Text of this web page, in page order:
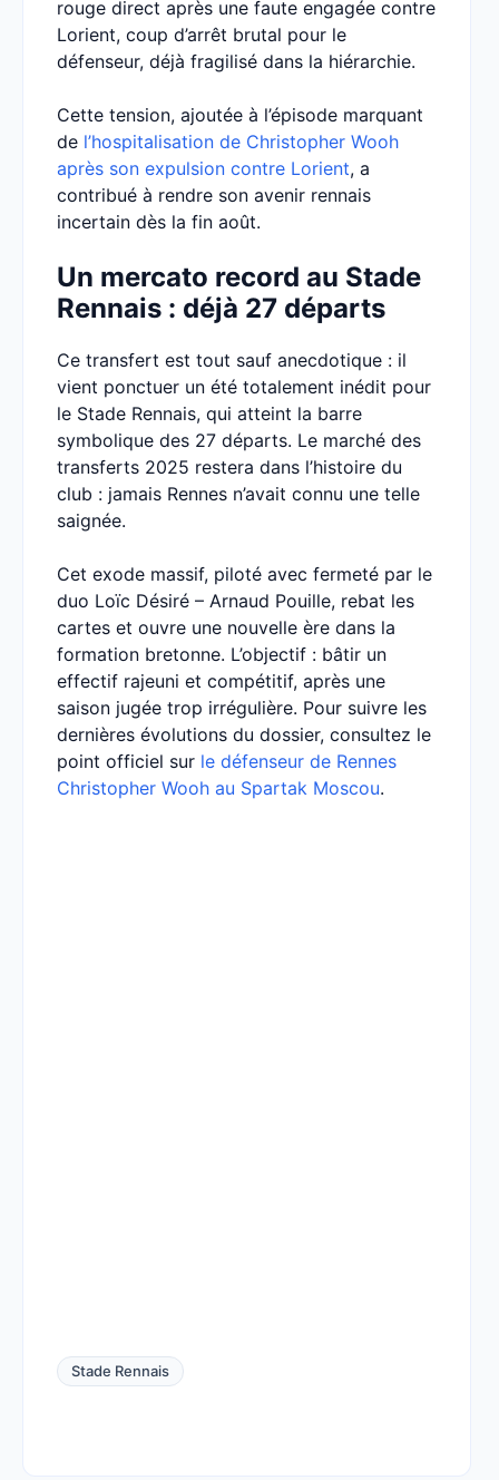
rouge direct après une faute engagée contre
Lorient, coup d’arrêt brutal pour le
défenseur, déjà fragilisé dans la hiérarchie.
Cette tension, ajoutée à l’épisode marquant
de l’hospitalisation de Christopher Wooh
après son expulsion contre Lorient, a
contribué à rendre son avenir rennais
incertain dès la fin août.
Un mercato record au Stade
Rennais : déjà 27 départs
Ce transfert est tout sauf anecdotique : il
vient ponctuer un été totalement inédit pour
le Stade Rennais, qui atteint la barre
symbolique des 27 départs. Le marché des
transferts 2025 restera dans l’histoire du
club : jamais Rennes n’avait connu une telle
saignée.
Cet exode massif, piloté avec fermeté par le
duo Loïc Désiré – Arnaud Pouille, rebat les
cartes et ouvre une nouvelle ère dans la
formation bretonne. L’objectif : bâtir un
effectif rajeuni et compétitif, après une
saison jugée trop irrégulière. Pour suivre les
dernières évolutions du dossier, consultez le
point officiel sur le défenseur de Rennes
Christopher Wooh au Spartak Moscou.
Stade Rennais